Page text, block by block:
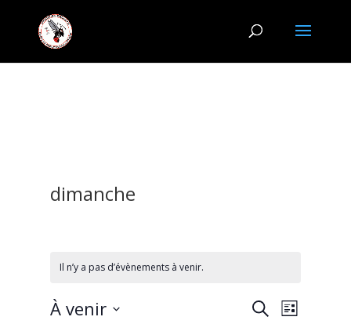
dimanche
Il n’y a pas d’évènements à venir.
Recherche
Recherche
de
Liste
À venir